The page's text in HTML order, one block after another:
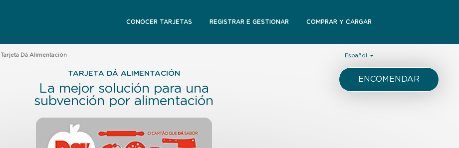
CONOCER TARJETAS REGISTRAR E GESTIONAR COMPRAR Y CARGAR
Tarjeta Dá Alimentación Español
TARJETA DÁ ALIMENTACIÓN
La mejor solución para una
subvención por alimentación
ENCOMENDAR